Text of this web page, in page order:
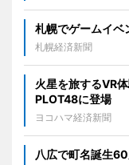
札幌でゲームイ
札幌経済新聞
火星を旅するVR
PLOT48に登場
ヨコハマ経済新聞
八広で町名誕生